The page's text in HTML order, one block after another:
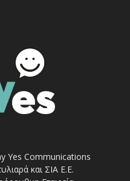
Yes Communications
και ΣΙΑ Ε.Ε.